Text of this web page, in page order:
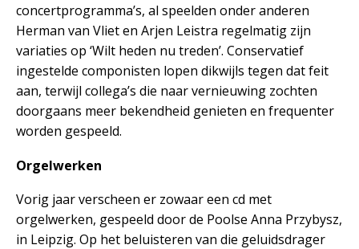
concertprogramma’s, al speelden onder anderen
Herman van Vliet en Arjen Leistra regelmatig zijn
variaties op ‘Wilt heden nu treden’. Conservatief
ingestelde componisten lopen dikwijls tegen dat feit
aan, terwijl collega’s die naar vernieuwing zochten
doorgaans meer bekendheid genieten en frequenter
worden gespeeld.
Orgelwerken
Vorig jaar verscheen er zowaar een cd met
orgelwerken, gespeeld door de Poolse Anna Przybysz,
in Leipzig. Op het beluisteren van die geluidsdrager